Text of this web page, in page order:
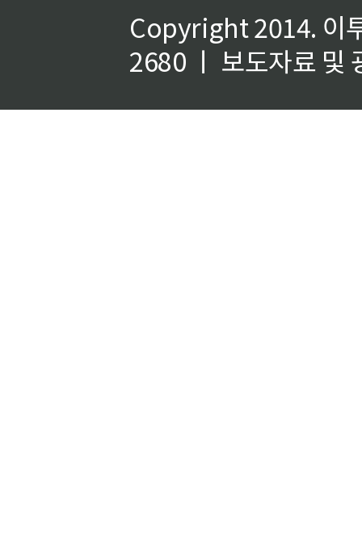
Copyright 2014. 이
2680 ㅣ 보도자료